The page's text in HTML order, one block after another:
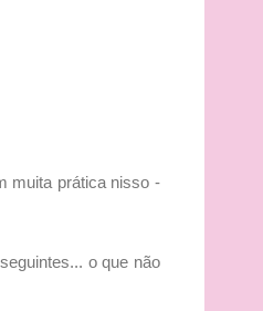
muita prática nisso -
o que não